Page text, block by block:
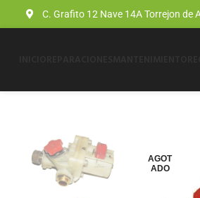
C. Grafito 12 Nave 14A Torrejon de
AGOT
ADO